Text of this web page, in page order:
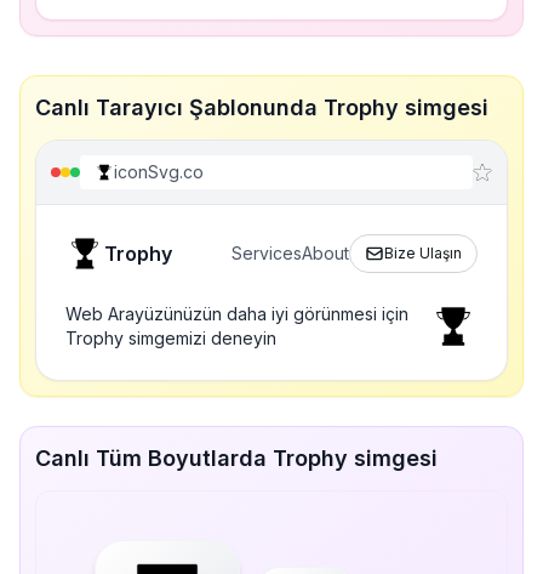
Canlı Tarayıcı Şablonunda Trophy simgesi
iconSvg.co
Trophy ServicesAbout Bize Ulaşın
Web Arayüzünüzün daha iyi görünmesi için
Trophy simgemizi deneyin
Canlı Tüm Boyutlarda Trophy simgesi